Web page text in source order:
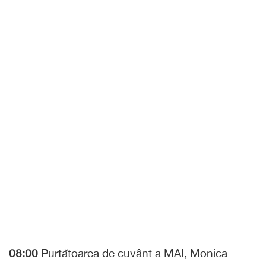
08:00 Purtătoarea de cuvânt a MAI, Monica